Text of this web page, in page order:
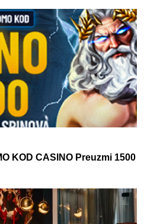
KOD CASINO Preuzmi 1500